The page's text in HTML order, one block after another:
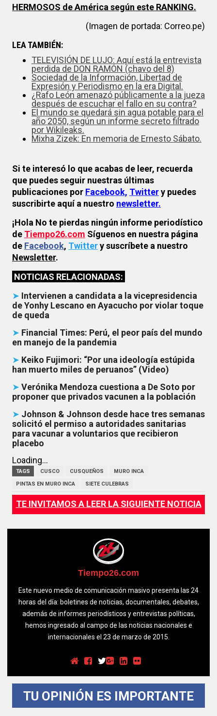
HERMOSOS de América según este RANKING.
(Imagen de portada: Correo.pe)
LEA TAMBIÉN:
TELEVISIÓN DE LUJO: Aquí está la entrevista
perdida de DON RAMÓN (chavo del 8)
Sociedad de la Información, Libertad de
Expresión y Periodismo en la era Digital .
¿Rafo León amenazó públicamente a la jueza
después de escuchar el fallo en su contra?
El mundo se quedará sin agua potable para el
año 2050, según un informe secreto filtrado
por Wikileaks.
Mixha Zizek: En memoria de Ernesto Sábato.
Si te interesó lo que acabas de leer, recuerda
que puedes seguir nuestras últimas
publicaciones por Facebook, Twittery puedes
suscribirte aquí a nuestro newsletter.
¡Hola No te pierdas ningún informe periodístico
de Tiempo26.com Síguenos en nuestra página
de Facebook, Twittery suscríbete a nuestro
Newsletter.
NOTICIAS RELACIONADAS:
➤ Intervienen a candidata a la vicepresidencia
de Yonhy Lescano en Ayacucho por violar toque
de queda
➤ Financial Times: Perú, el peor país del mundo
en manejo de la pandemia
➤ Keiko Fujimori: “Por una ideología estúpida
han muerto miles de peruanos” (Video)
➤ Verónika Mendoza cuestiona a De Soto por
proponer que privados vacunen a la población
➤ Johnson & Johnson desde hace tres semanas
solicitó el permiso a autoridades sanitarias
para vacunar a voluntarios que recibieron
placebo
Loading...
TAGS CUSCO CUSQUEÑOS
MURO INCA
PINTAS EN MURO INCA
SIETE CULEBRAS
TE INVITAMOS A LEER LA SIGUIENTE NOTICIA
Tiempo26.com
Este nuevo medio de comunicación masivo presenta las 24
horas del día: boletines de noticias, documentales, debates,
además de informes periodísticos y entrevistas políticas,
hemos ingresado al campo de las noticias nacionales e
internacionales el 23 de marzo de 2015.
TU OPINIÓN ES IMPORTANTE